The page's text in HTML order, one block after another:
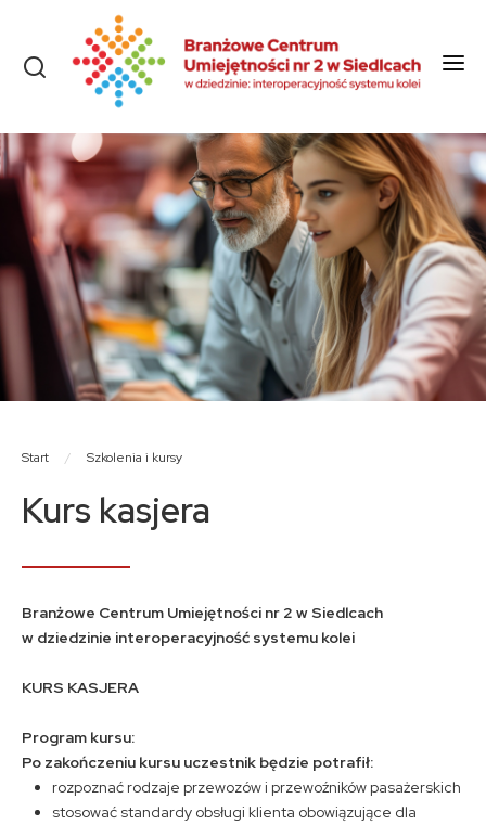
Start
O nas
Aktualności
Szkolenia i kursy
Olimpiady
Konkursy
Rekrutacja
Dokumenty
Kontakt
Start / Szkolenia i kursy
Kurs kasjera
Branżowe Centrum Umiejętności nr 2 w Siedlcach
w dziedzinie interoperacyjność systemu kolei
KURS KASJERA
Program kursu:
Po zakończeniu kursu uczestnik będzie potrafił:
rozpoznać rodzaje przewozów i przewoźników pasażerskich
stosować standardy obsługi klienta obowiązujące dla